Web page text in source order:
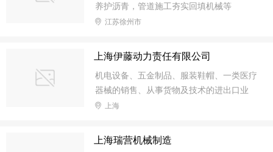
养护沥青，管道施工夯实回填机械等
江苏徐州市
上海伊藤动力责任有限公司
机电设备、五金制品、服装鞋帽、一类医疗
器械的销售、从事货物及技术的进出口业
务、商务咨询、建筑工程、投资管理。
上海
上海瑞营机械制造